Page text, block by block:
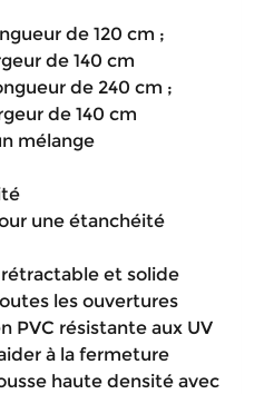
de 120 cm ;
de 140 cm
de 240 cm ;
de 140 cm
mélange
une étanchéité
et solide
les ouvertures
PVC résistante aux UV
à la fermeture
haute densité avec